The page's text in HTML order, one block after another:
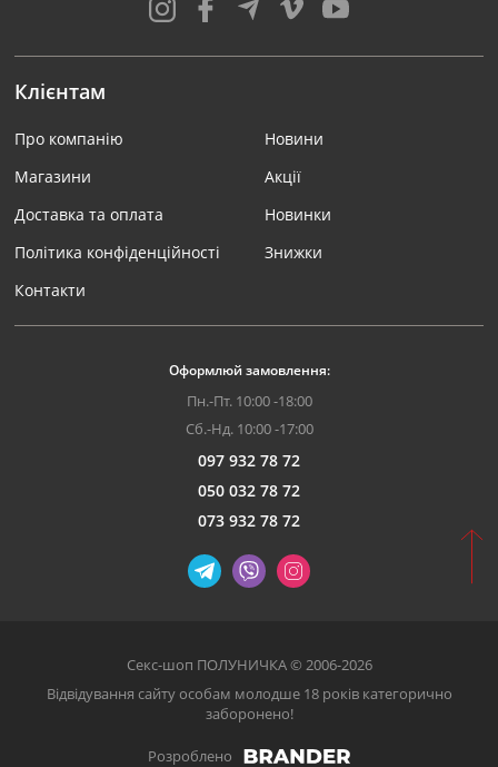
Клієнтам
Про компанію
Магазини
Доставка та оплата
Політика конфіденційності
Контакти
Новини
Акції
Новинки
Знижки
Оформлюй замовлення:
Пн.-Пт. 10:00 -18:00
Сб.-Нд. 10:00 -17:00
097 932 78 72
050 032 78 72
073 932 78 72
Секс-шоп ПОЛУНИЧКА © 2006-2026
Відвідування сайту особам молодше 18 років категорично
заборонено!
Розроблено